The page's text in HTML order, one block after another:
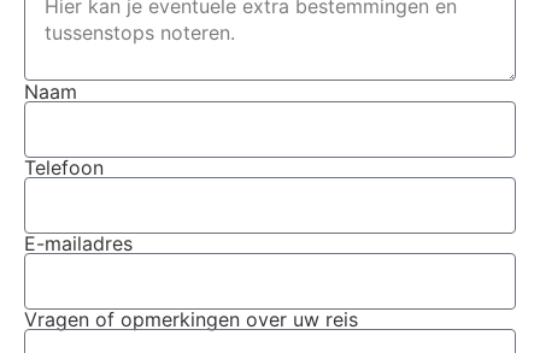
Naam
Telefoon
E-mailadres
Vragen of opmerkingen over uw reis